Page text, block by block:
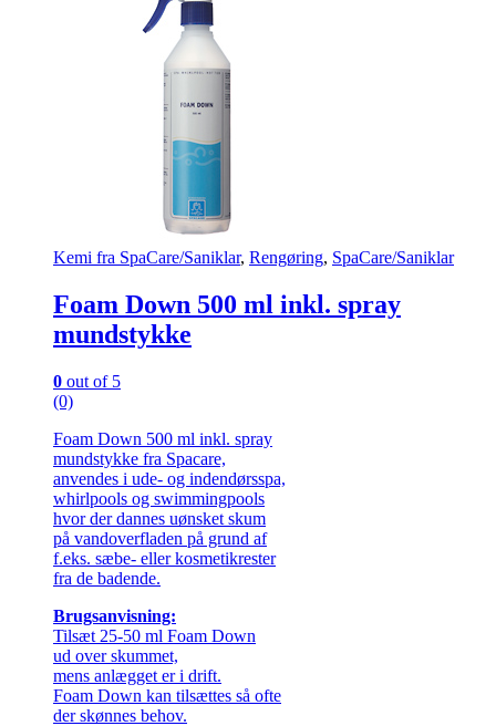
Kemi fra SpaCare/Saniklar, Rengøring, SpaCare/Saniklar
Foam Down 500 ml inkl. spray
mundstykke
0 out of 5
(0)
Foam Down 500 ml inkl. spray
mundstykke fra Spacare,
anvendes i ude- og indendørsspa,
whirlpools og swimmingpools
hvor der dannes uønsket skum
på vandoverfladen på grund af
f.eks. sæbe- eller kosmetikrester
fra de badende.
Brugsanvisning:
Tilsæt 25-50 ml Foam Down
ud over skummet,
mens anlægget er i drift.
Foam Down kan tilsættes så ofte
der skønnes behov.